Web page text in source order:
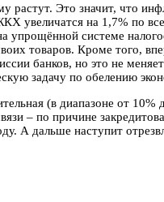
растут. Это значит, что
увеличатся на 1,7% по
упрощённой системе
товаров. Кроме того,
банков, но это не
задачу по обелению
(в диапазоне от 10%
– по причине
А дальше наступит